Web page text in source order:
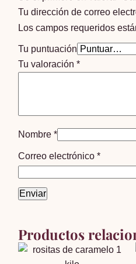
Tu dirección de correo
Los campos requeridos
Tu puntuación
Tu valoración*
Nombre*
Correo electrónico*
Productos